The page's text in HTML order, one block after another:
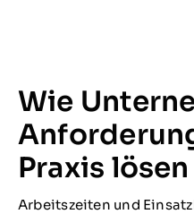
Wie
Praxis lösen
Arbeitszeiten und